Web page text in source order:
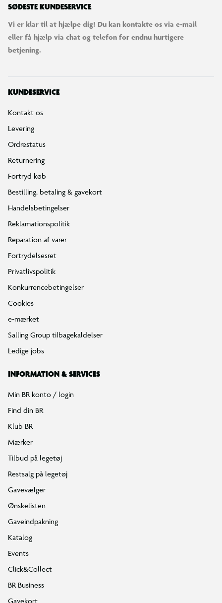
SØDESTE KUNDESERVICE
Vi er klar til at hjælpe dig! Du kan kontakte os via e-mail
eller få hjælp via chat og telefon for endnu hurtigere
betjening.
KUNDESERVICE
Kontakt os
Levering
Ordrestatus
Returnering
Fortryd køb
Bestilling, betaling & gavekort
Handelsbetingelser
Reklamationspolitik
Reparation af varer
Fortrydelsesret
Privatlivspolitik
Konkurrencebetingelser
Cookies
e-mærket
Salling Group tilbagekaldelser
Ledige jobs
INFORMATION & SERVICES
Min BR konto / login
Find din BR
Klub BR
Mærker
Tilbud på legetøj
Restsalg på legetøj
Gavevælger
Ønskelisten
Gaveindpakning
Katalog
Events
Click&Collect
BR Business
Gavekort